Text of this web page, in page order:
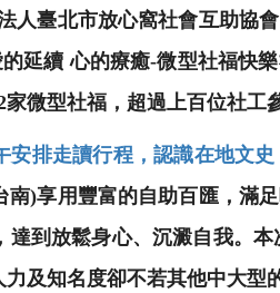
人臺北市放心窩社會互助協
延續 心的療癒-微型社福快
微型社福，超過上百位社工
安排走讀行程，認識在地文
)享用豐富的自助百匯，滿
達到放鬆身心、沉澱自我。
及知名度卻不若其他中大型